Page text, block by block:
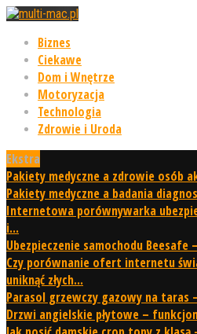
Biznes
Ciekawe
Dom i Wnętrze
Motoryzacja
Technologia
Zdrowie i Uroda
Ekstra
Pakiety medyczne a zdrowie osób
Pakiety medyczne a badania
Internetowa porównywarka
i...
Ubezpieczenie samochodu Beesafe
Czy porównanie ofert internetu
uniknąć złych...
Parasol grzewczy gazowy na taras
Drzwi angielskie płytowe –